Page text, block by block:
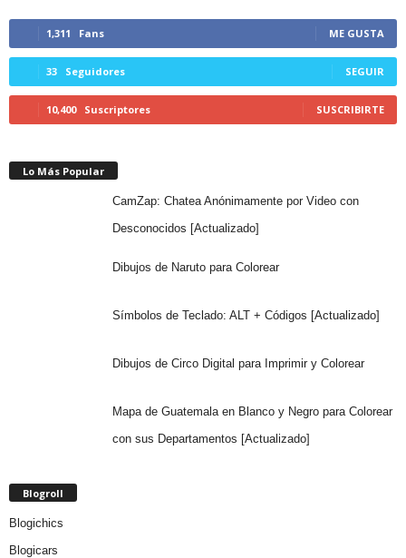
1,311 Fans ME GUSTA
33 Seguidores SEGUIR
10,400 Suscriptores SUSCRIBIRTE
Lo Más Popular
CamZap: Chatea Anónimamente por Video con
Desconocidos [Actualizado]
Dibujos de Naruto para Colorear
Símbolos de Teclado: ALT + Códigos [Actualizado]
Dibujos de Circo Digital para Imprimir y Colorear
Mapa de Guatemala en Blanco y Negro para Colorear
con sus Departamentos [Actualizado]
Blogroll
Blogichics
Blogicars